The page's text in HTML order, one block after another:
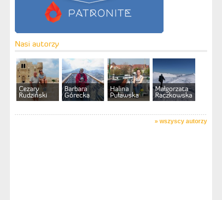
Nasi autorzy
Cezary
Rudziński
Barbara
Górecka
Halina
Puławska
Małgorzata
Raczkowska
» wszyscy autorzy